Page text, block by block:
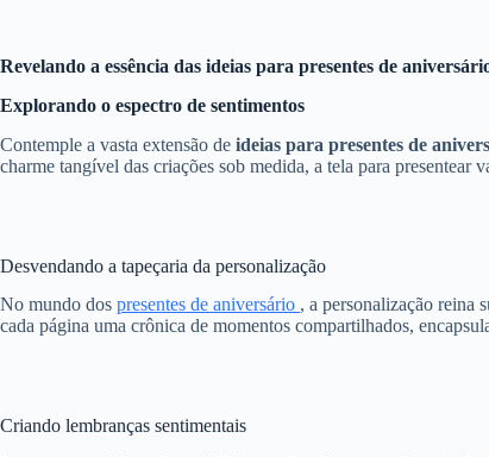
Revelando a essência das ideias para presentes de
Explorando o espectro de sentimentos
Contemple a vasta extensão de ideias para presentes de
charme tangível das criações sob medida, a tela para presentear
Desvendando a tapeçaria da personalização
No mundo dos presentes de aniversário , a personalização reina
cada página uma crônica de momentos compartilhados,
Criando lembranças sentimentais